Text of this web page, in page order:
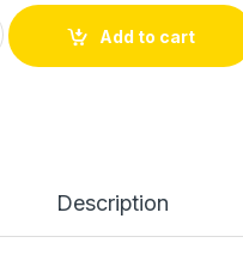
ARTEMIS quantity
Add to cart
Description